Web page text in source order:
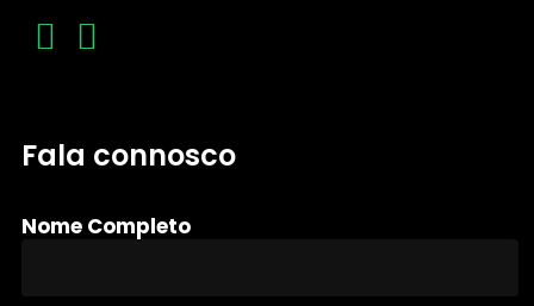
Fala connosco
Nome Completo